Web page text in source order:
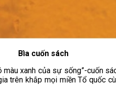
Bìa cuốn sách
xanh của sự sống”-cuốn
trên khắp mọi miền Tổ quốc